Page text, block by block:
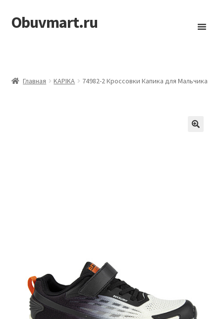
Перейти
к
Перейти
к
Obuvmart.ru
Главная KAPIKA 74982-2 Кроссовки Капика для Мальчика